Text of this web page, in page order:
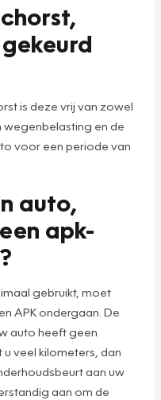
is deze vrij van zowel
wegenbelasting en de
voor een periode van
auto,
apk-
gebruikt, moet
APK ondergaan. De
auto heeft geen
u veel kilometers, dan
aan uw
aan om de